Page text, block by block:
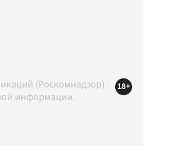
(Роскомнадзор)
информации.
18+